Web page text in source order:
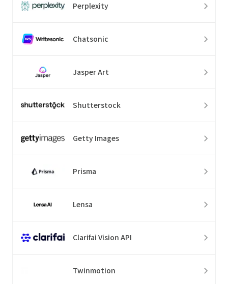
Perplexity
Chatsonic
Jasper Art
Shutterstock
Getty Images
Prisma
Lensa
Clarifai Vision API
Twinmotion